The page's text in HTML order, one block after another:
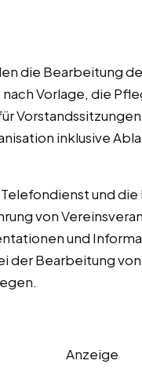
die Bearbeitung
Vorlage, die
inklusive
und
von
und
der Bearbeitung
Anzeige